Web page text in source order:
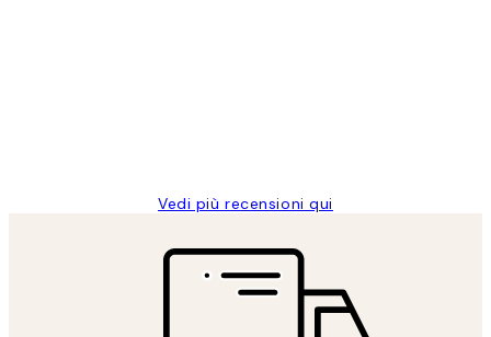
Vedi più recensioni qui